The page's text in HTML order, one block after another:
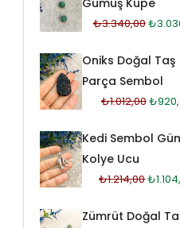
Gümüş Küpe
₺3.340,00₺
Oniks Doğal Taş
Parça Sembol
₺1.012,00₺
Kedi Sembol
Kolye Ucu
₺1.214,00₺
Zümrüt Doğal